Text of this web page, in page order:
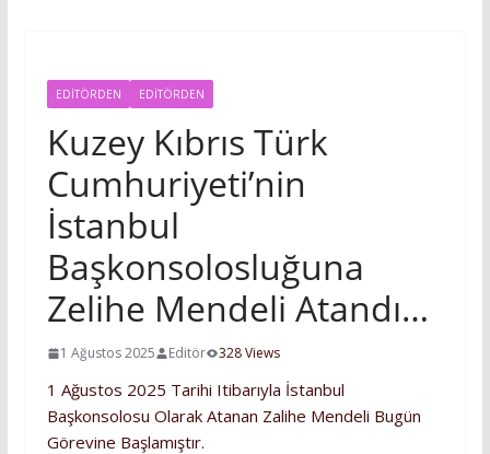
EDITÖRDEN EDİTÖRDEN
Kuzey Kıbrıs Türk
Cumhuriyeti’nin
İstanbul
Başkonsolosluğuna
Zelihe Mendeli Atandı…
1 Ağustos 2025 Editör 328 Views
1 Ağustos 2025 Tarihi Itibarıyla İstanbul
Başkonsolosu Olarak Atanan Zalihe Mendeli Bugün
Görevine Başlamıştır.